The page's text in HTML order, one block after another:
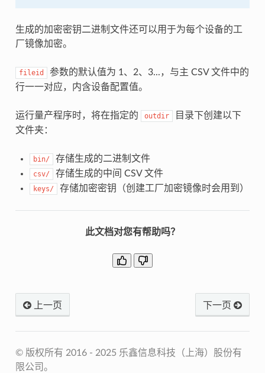
生成的加密密钥二进制文件还可以用于为每个设备的工
厂镜像加密。
fileid
参数的默认值为 1、2、3...，与主 CSV 文件中的
行一一对应，内含设备配置值。
运行量产程序时，将在指定的 outdir
目录下创建以下
文件夹：
bin/ 存储生成的二进制文件
csv/ 存储生成的中间 CSV 文件
keys/ 存储加密密钥（创建工厂加密镜像时会用到）
此文档对您有帮助吗？
上一页 下一页
© 版权所有 2016 - 2025 乐鑫信息科技（上海）股份有
限公司。